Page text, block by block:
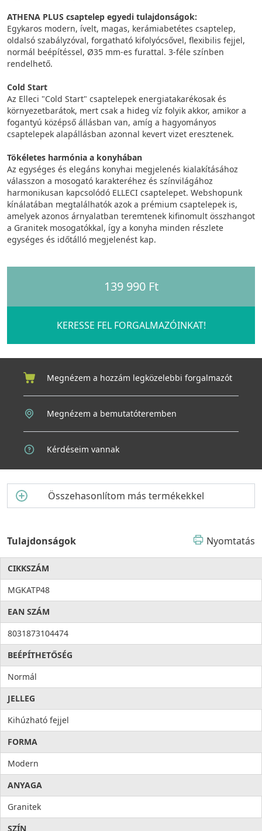
ATHENA PLUS csaptelep egyedi tulajdonságok:
Egykaros modern, ívelt, magas, kerámiabetétes csaptelep,
oldalsó szabályzóval, forgatható kifolyócsővel, flexibilis fejjel,
normál beépítéssel, Ø35 mm-es furattal. 3-féle színben
rendelhető.
Cold Start
Az Elleci "Cold Start" csaptelepek energiatakarékosak és
környezetbarátok, mert csak a hideg víz folyik akkor, amikor a
fogantyú középső állásban van, amíg a hagyományos
csaptelepek alapállásban azonnal kevert vizet eresztenek.
Tökéletes harmónia a konyhában
Az egységes és elegáns konyhai megjelenés kialakításához
válasszon a mosogató karakteréhez és színvilágához
harmonikusan kapcsolódó ELLECI csaptelepet. Webshopunk
kínálatában megtalálhatók azok a prémium csaptelepek is,
amelyek azonos árnyalatban teremtenek kifinomult összhangot
a Granitek mosogatókkal, így a konyha minden részlete
egységes és időtálló megjelenést kap.
139 990 Ft
KERESSE FEL FORGALMAZÓINKAT!
Megnézem a hozzám legközelebbi forgalmazót
Megnézem a bemutatóteremben
Kérdéseim vannak
Összehasonlítom más termékekkel
Tulajdonságok Nyomtatás
CIKKSZÁM
MGKATP48
EAN SZÁM
8031873104474
BEÉPÍTHETŐSÉG
Normál
JELLEG
Kihúzható fejjel
FORMA
Modern
ANYAGA
Granitek
SZÍN